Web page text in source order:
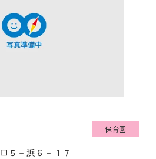
保育園
５－浜６－１７